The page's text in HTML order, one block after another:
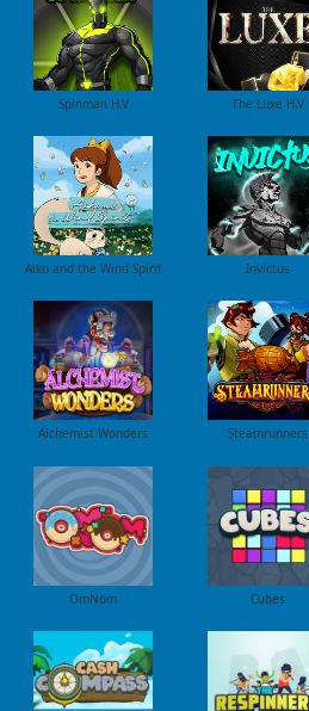
Spinman H.V The Luxe H.V
Aiko and the Wind Spirit Invictus
Alchemist Wonders Steamrunners
OmNom Cubes